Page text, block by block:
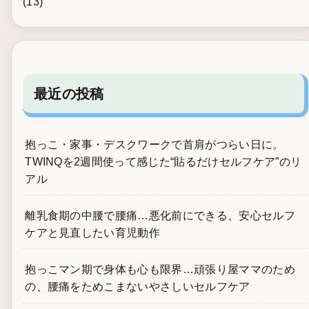
最近の投稿
抱っこ・家事・デスクワークで首肩がつらい日に。
TWINQを2週間使って感じた“貼るだけセルフケア”のリ
アル
離乳食期の中腰で腰痛…悪化前にできる、安心セルフ
ケアと見直したい育児動作
抱っこマン期で身体も心も限界…頑張り屋ママのため
の、腰痛をためこまないやさしいセルフケア